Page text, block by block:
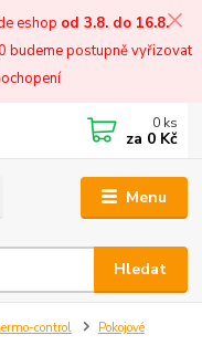
eshop od 3.8. do 16.8.
budeme postupně vyřizovat
Menu
Hledat
0 ks
za 0 Kč
control
Pokojové